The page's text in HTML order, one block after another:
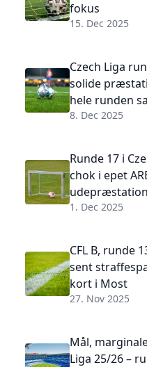
fokus
15. Dec 2025
Czech Liga
solide
hele runden
8. Dec 2025
Runde 17 i
chok i epet
1. Dec 2025
CFL B, runde
sent
kort i Most
27. Nov 2025
Mål,
Liga 25/26 –